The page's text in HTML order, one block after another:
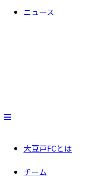
ニュース
大豆戸FCとは
チーム